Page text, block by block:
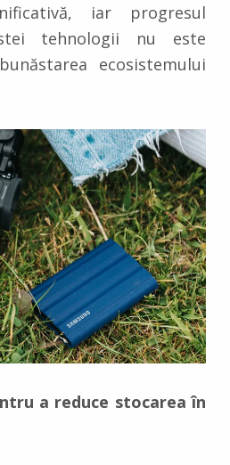
iar progresul
tehnologii nu este
ecosistemului
a reduce stocarea în